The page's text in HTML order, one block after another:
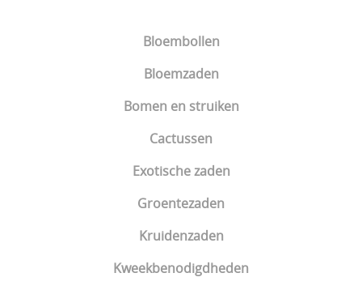
Bloembollen
Bloemzaden
Bomen en struiken
Cactussen
Exotische zaden
Groentezaden
Kruidenzaden
Kweekbenodigdheden